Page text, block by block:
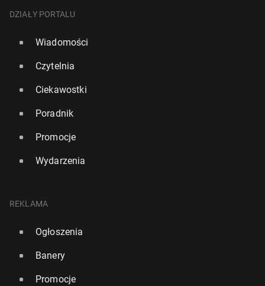
DZIAŁY PORTALU
Wiadomości
Czytelnia
Ciekawostki
Poradnik
Promocje
Wydarzenia
REKLAMA
Ogłoszenia
Banery
Promocje